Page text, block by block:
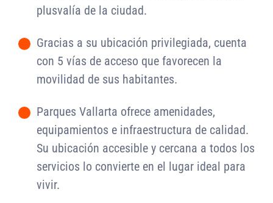
plusvalía de la ciudad.
-
Gracias a su ubicación privilegiada, cuenta
con 5 vías de acceso que favorecen la
movilidad de sus habitantes.
-
Parques Vallarta ofrece amenidades,
equipamientos e infraestructura de calidad.
Su ubicación accesible y cercana a todos los
servicios lo convierte en el lugar ideal para
vivir.